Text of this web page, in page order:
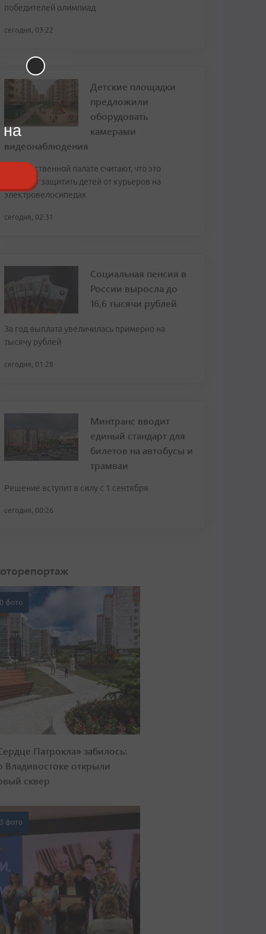
победителей олимпиад
сегодня, 03:22
Детские площадки
предложили
оборудовать
камерами
видеонаблюдения
В Общественной палате считают, что это
поможет защитить детей от курьеров на
электровелосипедах
сегодня, 02:31
Социальная пенсия в
России выросла до
16,6 тысячи рублей
За год выплата увеличилась примерно на
тысячу рублей
сегодня, 01:28
Минтранс вводит
единый стандарт для
билетов на автобусы и
трамваи
Решение вступит в силу с 1 сентября
сегодня, 00:26
фото
Патрокла» забилось:
Владивостоке открыли
сквер
фото